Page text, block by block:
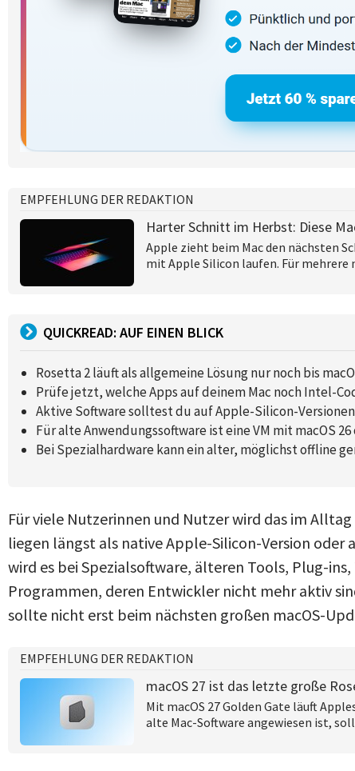
EMPFEHLUNG DER REDAKTION
Harter Schnitt im Herbst: Diese
Apple zieht beim Mac den nächsten
mit Apple Silicon laufen. Für mehrere
QUICKREAD: AUF EINEN BLICK
Rosetta 2 läuft als allgemeine Lösung nur noch bis
Prüfe jetzt, welche Apps auf deinem Mac noch Intel-
Aktive Software solltest du auf Apple-Silicon-
Für alte Anwendungssoftware ist eine VM mit macOS
Bei Spezialhardware kann ein alter, möglichst offline
Für viele Nutzerinnen und Nutzer wird das im
liegen längst als native Apple-Silicon-Version oder
wird es bei Spezialsoftware, älteren Tools, Plug-
Programmen, deren Entwickler nicht mehr aktiv
sollte nicht erst beim nächsten großen macOS-
EMPFEHLUNG DER REDAKTION
macOS 27 ist das letzte große
Mit macOS 27 Golden Gate läuft
alte Mac-Software angewiesen ist,